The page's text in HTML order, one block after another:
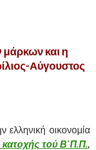
μάρκων και η
Αύγουστος
ελληνική οικονομία
κατοχής τού Β΄Π.Π.,